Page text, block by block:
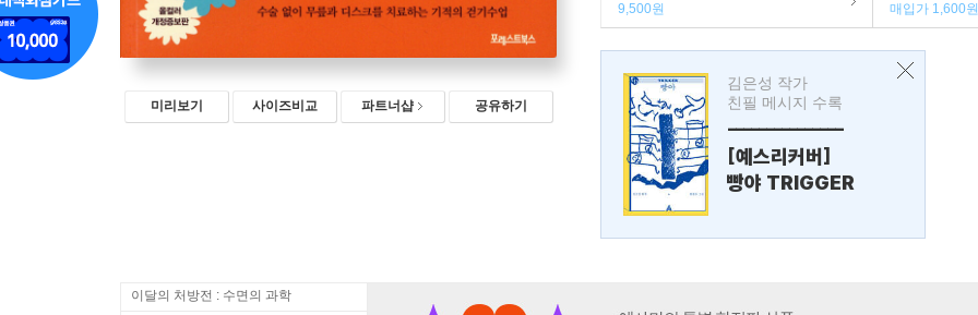
미리보기 사이즈비교 파트너샵 공유하기
9,500원
매입가 1,600원
김은성 작가
친필 메시지 수록
---------------
[예스리커버]
빵야 TRIGGER
이달의 처방전 : 수면의 과학